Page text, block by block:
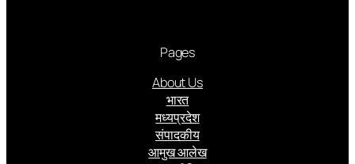
Pages
About Us
भारत
मध्यप्रदेश
संपादकीय
आमुख आलेख